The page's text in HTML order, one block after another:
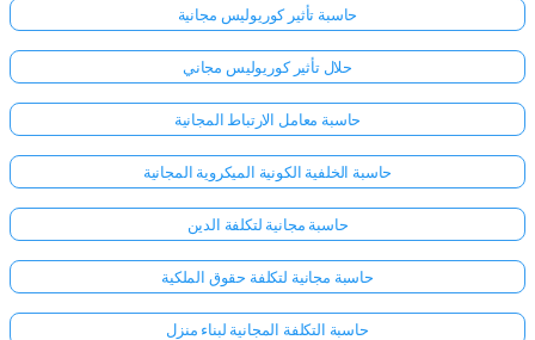
حاسبة تأثير كوريوليس مجانية
حلال تأثير كوريوليس مجاني
حاسبة معامل الارتباط المجانية
حاسبة الخلفية الكونية الميكروية المجانية
حاسبة مجانية لتكلفة الدين
حاسبة مجانية لتكلفة حقوق الملكية
حاسبة التكلفة المجانية لبناء منزل